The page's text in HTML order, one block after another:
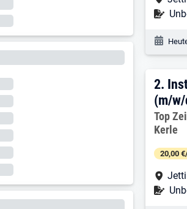
2.
2.
(m/
Top
Kerle
20,00